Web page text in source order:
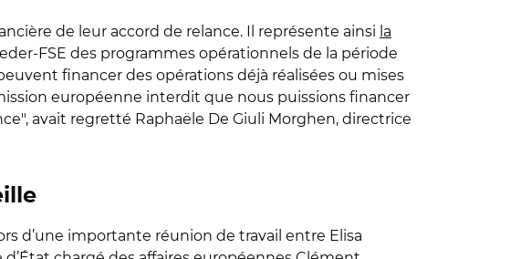
de leur accord de relance. Il représente ainsi la
FSE des programmes opérationnels de la période
financer des opérations déjà réalisées ou mises
européenne interdit que nous puissions financer
avait regretté Raphaële De Giuli Morghen, directrice
d’une importante réunion de travail entre Elisa